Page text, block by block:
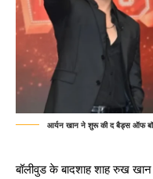
आर्यन खान ने शुरू की द बैड्स ऑफ
बॉलीवुड के बादशाह शाह रुख